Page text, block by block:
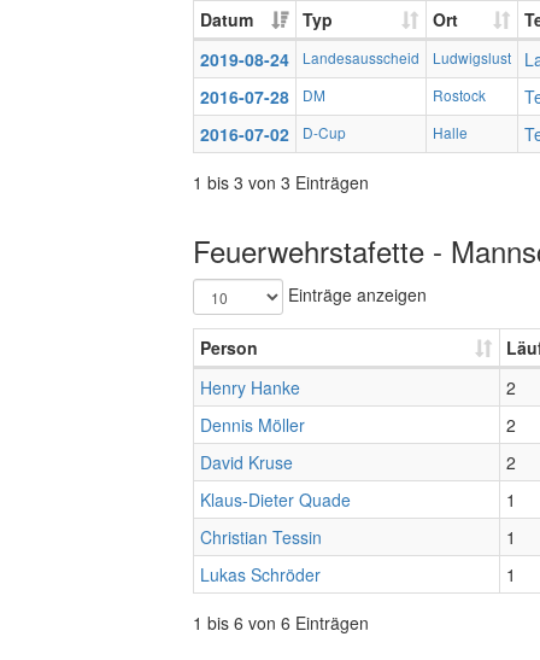
Datum Typ Ort
2019-08-24
Landesausscheid Ludwigslust
2016-07-28
DM Rostock
2016-07-02
D-Cup Halle
1 bis 3 von 3 Einträgen
Feuerwehrstafette -
Einträge anzeigen
Person
Henry Hanke
2
Dennis Möller
2
David Kruse
2
Klaus-Dieter Quade
1
Christian Tessin
1
Lukas Schröder
1
1 bis 6 von 6 Einträgen